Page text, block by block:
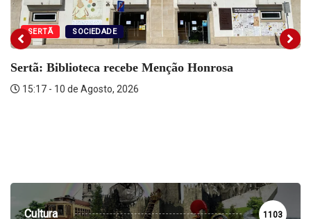
SERTÃ SOCIEDADE
Sertã: Biblioteca recebe Menção Honrosa
15:17 - 10 de Agosto, 2026
Cultura 1103